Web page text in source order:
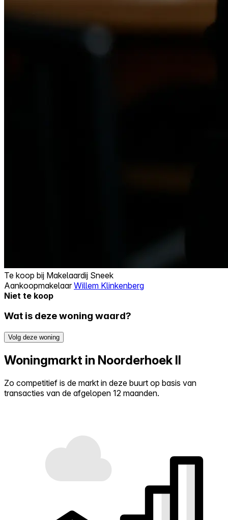
Te koop bij Makelaardij Sneek
AankoopmakelaarWillem Klinkenberg
Niet te koop
Wat is deze woning waard?
Volg deze woning
Woningmarkt in Noorderhoek II
Zo competitief is de markt in deze buurt op basis van
transacties van de afgelopen 12 maanden.